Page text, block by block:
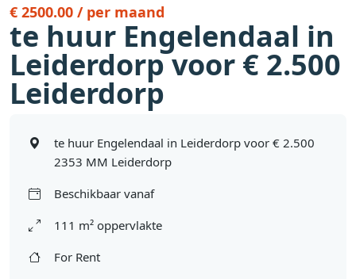
€ 2500.00 / per maand
te huur Engelendaal in
Leiderdorp voor € 2.500
Leiderdorp
te huur Engelendaal in Leiderdorp voor € 2.500
2353 MM Leiderdorp
Beschikbaar vanaf
111 m² oppervlakte
For Rent